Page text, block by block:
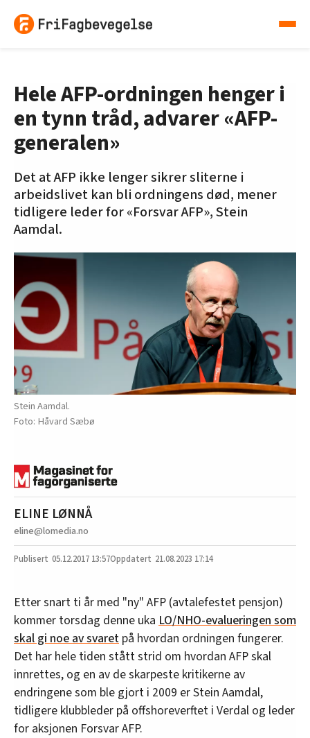
Hele AFP-ordningen henger i
en tynn tråd, advarer «AFP-
generalen»
Det at AFP ikke lenger sikrer sliterne i
arbeidslivet kan bli ordningens død, mener
tidligere leder for «Forsvar AFP», Stein
Aamdal.
Stein Aamdal.
Håvard Sæbø
ELINE LØNNÅ
eline@lomedia.no
05.12.2017 13:57 21.08.2023 17:14
Etter snart ti år med "ny" AFP (avtalefestet pensjon)
kommer torsdag denne uka LO/NHO-evalueringen som
skal gi noe av svaret på hvordan ordningen fungerer.
Det har hele tiden stått strid om hvordan AFP skal
innrettes, og en av de skarpeste kritikerne av
endringene som ble gjort i 2009 er Stein Aamdal,
tidligere klubbleder på offshoreverftet i Verdal og leder
for aksjonen Forsvar AFP.